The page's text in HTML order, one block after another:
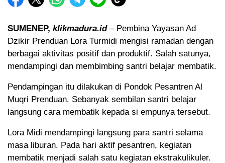
SUMENEP, klikmadura.id– Pembina Yayasan Ad
Dzikir Prenduan Lora Turmidi mengisi ramadan dengan
berbagai aktivitas positif dan produktif. Salah satunya,
mendampingi dan membimbing santri belajar membatik.
Pendampingan itu dilakukan di Pondok Pesantren Al
Muqri Prenduan. Sebanyak sembilan santri belajar
langsung cara membatik kepada si empunya tersebut.
Lora Midi mendampingi langsung para santri selama
masa liburan. Pada hari aktif pesantren, kegiatan
membatik menjadi salah satu kegiatan ekstrakulikuler.